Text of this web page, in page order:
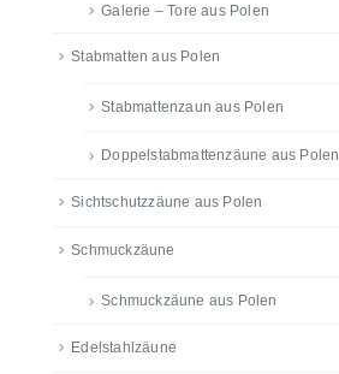
Galerie – Tore aus Polen
Stabmatten aus Polen
Stabmattenzaun aus Polen
Doppelstabmattenzäune aus Polen
Sichtschutzzäune aus Polen
Schmuckzäune
Schmuckzäune aus Polen
Edelstahlzäune